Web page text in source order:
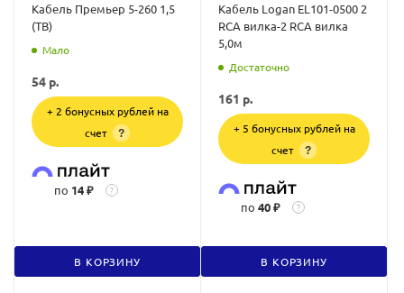
Кабель Премьер 5-260 1,5
(ТВ)
Мало
54 р.
+ 2 бонусных рублей на
счет
?
по 14 ₽ ?
В КОРЗИНУ
Кабель Logan EL101-0500 2
RCA вилка-2 RCA вилка
5,0м
Достаточно
161 р.
+ 5 бонусных рублей на
счет
?
по 40 ₽ ?
В КОРЗИНУ